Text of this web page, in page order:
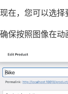
现在，您可以选择
确保按照图像在动